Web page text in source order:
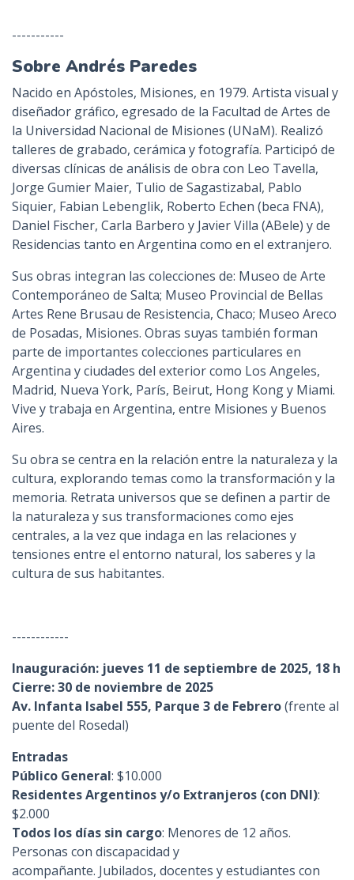
-----------
Sobre Andrés Paredes
Nacido en Apóstoles, Misiones, en 1979. Artista visual y
diseñador gráfico, egresado de la Facultad de Artes de
la Universidad Nacional de Misiones (UNaM). Realizó
talleres de grabado, cerámica y fotografía. Participó de
diversas clínicas de análisis de obra con Leo Tavella,
Jorge Gumier Maier, Tulio de Sagastizabal, Pablo
Siquier, Fabian Lebenglik, Roberto Echen (beca FNA),
Daniel Fischer, Carla Barbero y Javier Villa (ABele) y de
Residencias tanto en Argentina como en el extranjero.
Sus obras integran las colecciones de: Museo de Arte
Contemporáneo de Salta; Museo Provincial de Bellas
Artes Rene Brusau de Resistencia, Chaco; Museo Areco
de Posadas, Misiones. Obras suyas también forman
parte de importantes colecciones particulares en
Argentina y ciudades del exterior como Los Angeles,
Madrid, Nueva York, París, Beirut, Hong Kong y Miami.
Vive y trabaja en Argentina, entre Misiones y Buenos
Aires.
Su obra se centra en la relación entre la naturaleza y la
cultura, explorando temas como la transformación y la
memoria. Retrata universos que se definen a partir de
la naturaleza y sus transformaciones como ejes
centrales, a la vez que indaga en las relaciones y
tensiones entre el entorno natural, los saberes y la
cultura de sus habitantes.
------------
Inauguración: jueves 11 de septiembre de 2025, 18 h
Cierre: 30 de noviembre de 2025
Av. Infanta Isabel 555, Parque 3 de Febrero(frente al
puente del Rosedal)
Entradas
Público General: $10.000
Residentes Argentinos y/o Extranjeros (con DNI):
$2.000
Todos los días sin cargo: Menores de 12 años.
Personas con discapacidad y
acompañante. Jubilados, docentes y estudiantes con